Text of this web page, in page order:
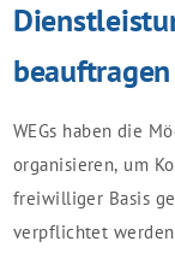
beauftragen
WEGs haben die
organisieren, um
freiwilliger Basis
verpflichtet